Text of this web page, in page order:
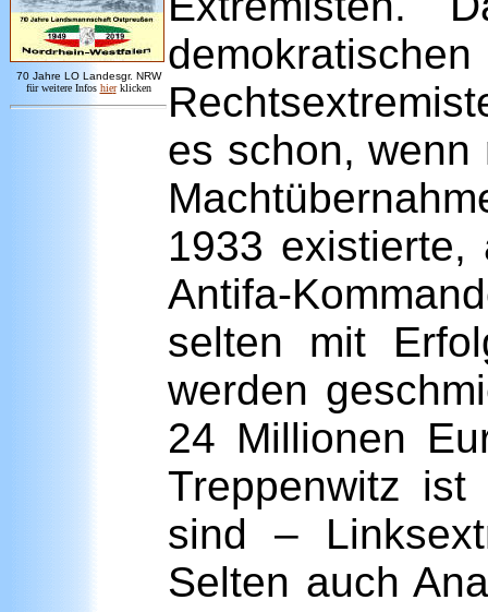
70 Jahre LO Landesgr. NRW
für weitere Infos hier klicken
es schon, wenn
1933
Antifa-
selten mit
werden
24 Millionen
Treppenwitz
sind –
Selten auch